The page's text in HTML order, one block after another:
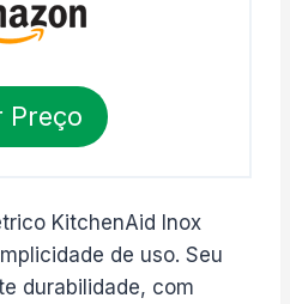
Preço
KitchenAid Inox
de uso. Seu
durabilidade, com